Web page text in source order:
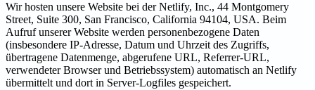
Wir hosten unsere Website bei der Netlify, Inc., 44 Montgomery
Street, Suite 300, San Francisco, California 94104, USA. Beim
Aufruf unserer Website werden personenbezogene Daten
(insbesondere IP-Adresse, Datum und Uhrzeit des Zugriffs,
übertragene Datenmenge, abgerufene URL, Referrer-URL,
verwendeter Browser und Betriebssystem) automatisch an Netlify
übermittelt und dort in Server-Logfiles gespeichert.